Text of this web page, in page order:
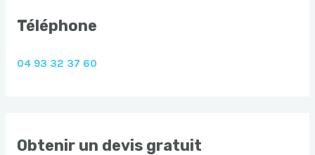
Téléphone
04 93 32 37 60
Obtenir un devis gratuit